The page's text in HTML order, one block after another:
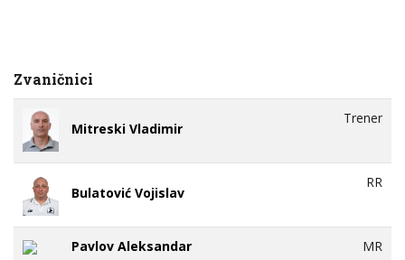
Zvaničnici
Mitreski Vladimir
Trener
Bulatović Vojislav
RR
Pavlov Aleksandar MR